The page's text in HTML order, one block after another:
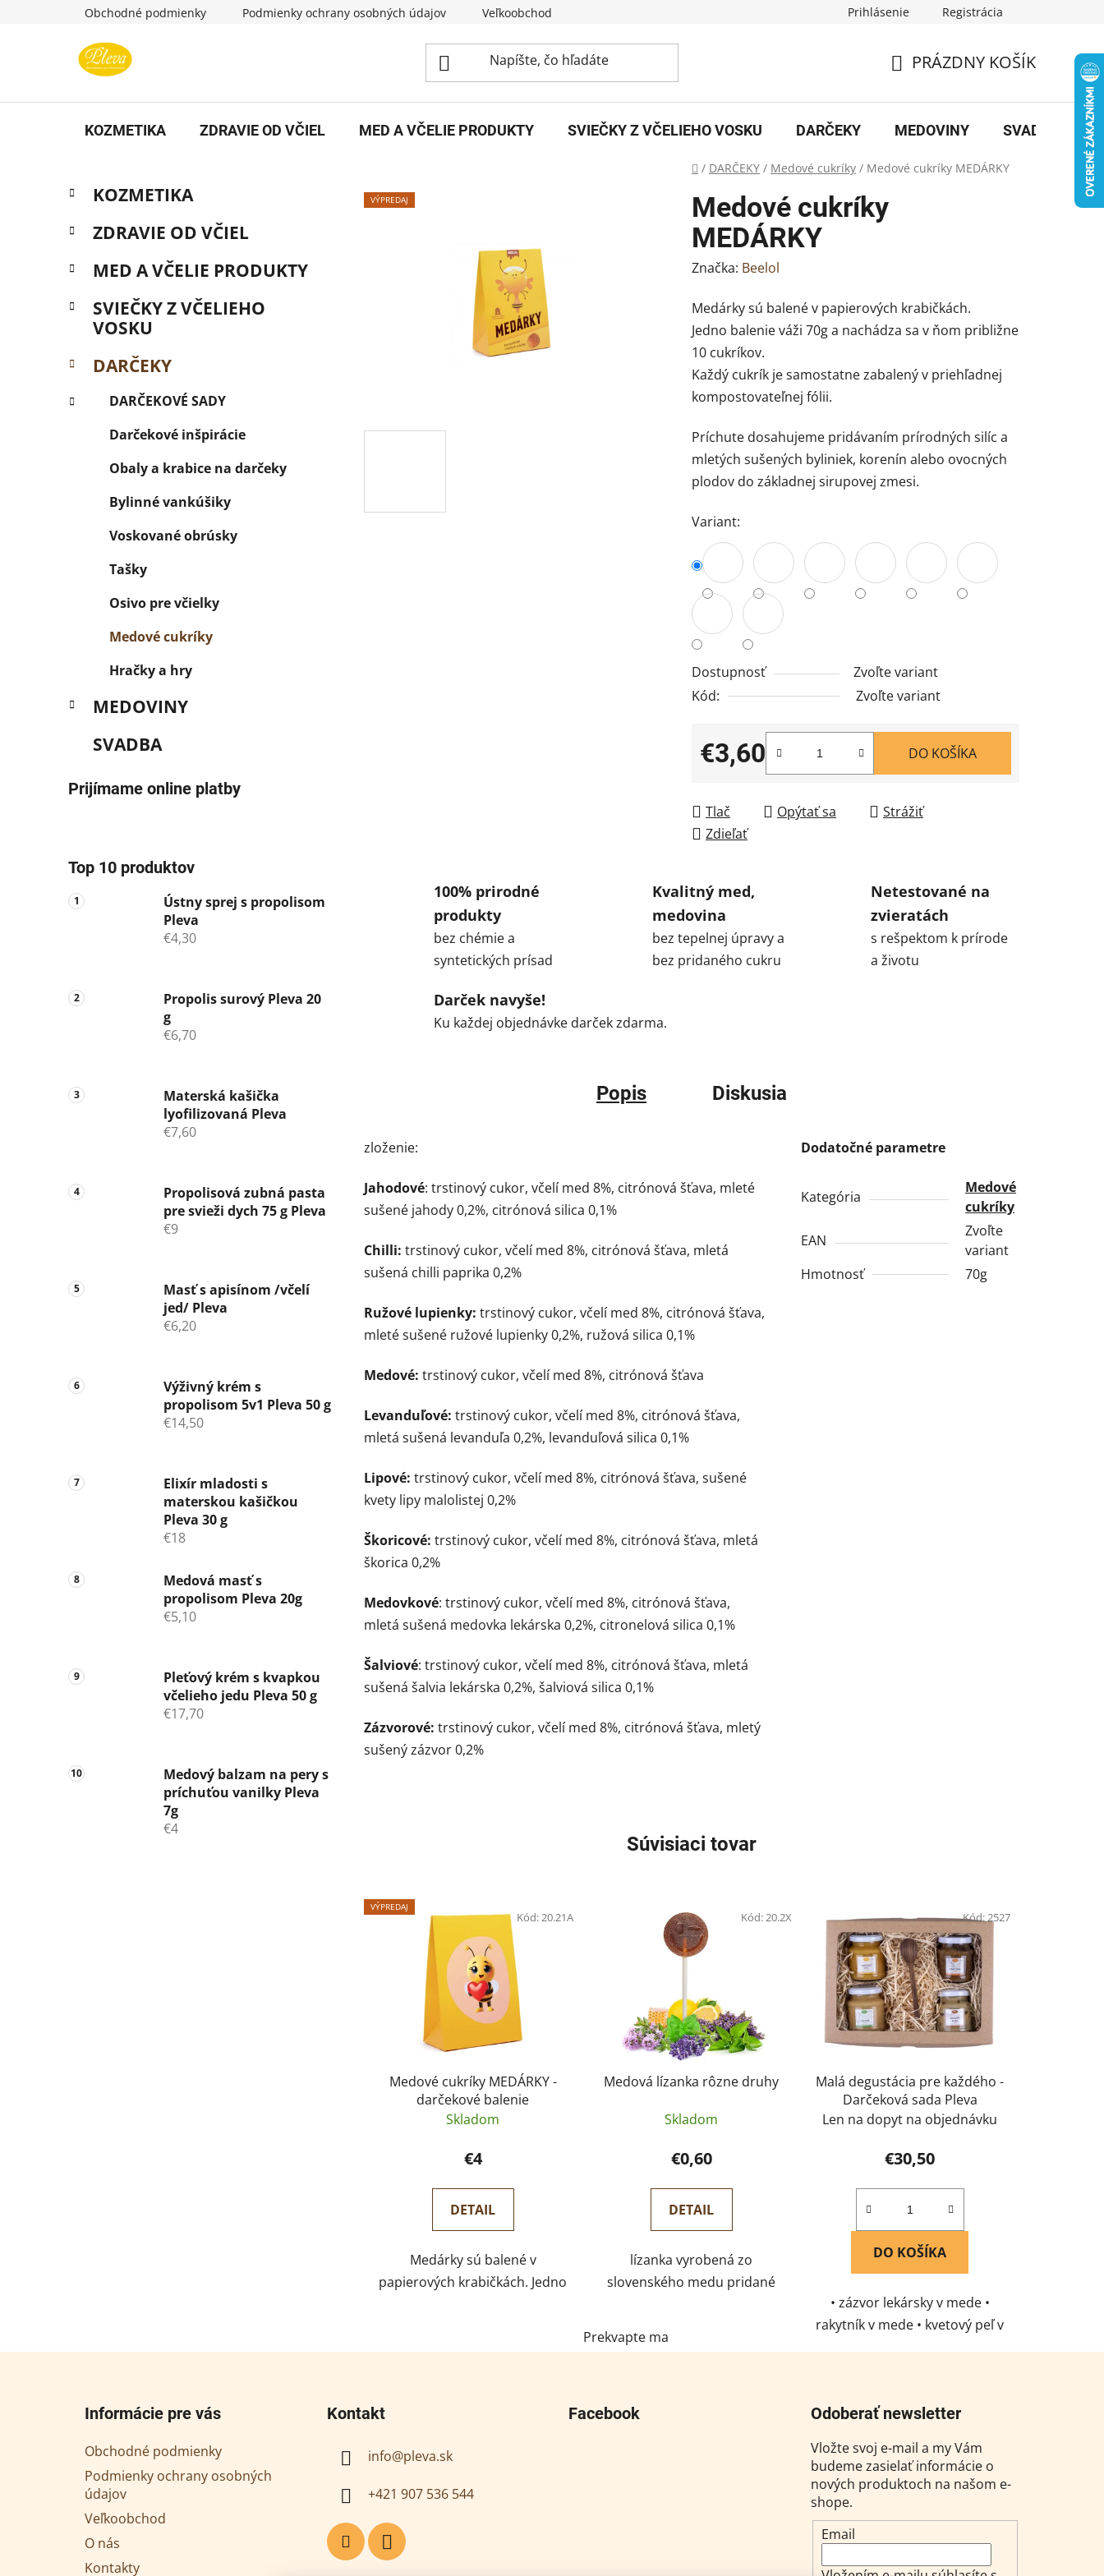
Obchodné podmienky Podmienky ochrany osobných údajov Veľkoobchod Prihlásenie Registrácia
KOŠÍK
PRÁZDNY KOŠÍK
KOZMETIKA ZDRAVIE OD VČIEL MED A VČELIE PRODUKTY SVIEČKY Z VČELIEHO VOSKU DARČEKY MEDOVINY SVADBA
Domov
/ DARČEKY / Medové cukríky / Medové cukríky MEDÁRKY
B
č
ý
a
e
kategórie
a
e
ó
i
KOZMETIKA
ZDRAVIE OD VČIEL
MED A VČELIE PRODUKTY
SVIEČKY Z VČELIEHO
VOSKU
DARČEKY
DARČEKOVÉ SADY
Darčekové inšpirácie
Obaly a krabice na darčeky
Bylinné vankúšiky
Voskované obrúsky
Tašky
Osivo pre včielky
Medové cukríky
Hračky a hry
MEDOVINY
SVADBA
Prijímame online platby
Top 10 produktov
Ústny sprej s propolisom
Pleva
€4,30
Propolis surový Pleva 20
g
€6,70
Materská kašička
lyofilizovaná Pleva
€7,60
Propolisová zubná pasta
pre svieži dych 75 g Pleva
€9
Masť s apisínom /včelí
jed/ Pleva
€6,20
Výživný krém s
propolisom 5v1 Pleva 50 g
€14,50
Elixír mladosti s
materskou kašičkou
Pleva 30 g
€18
Medová masť s
propolisom Pleva 20g
€5,10
Pleťový krém s kvapkou
včelieho jedu Pleva 50 g
€17,70
Medový balzam na pery s
príchuťou vanilky Pleva
7g
€4
Medové cukríky
MEDÁRKY
Značka: Beelol
Medárky sú balené v papierových krabičkách.
Jedno balenie váži 70g a nachádza sa v ňom približne
10 cukríkov.
Každý cukrík je samostatne zabalený v priehľadnej
kompostovateľnej fólii.
Príchute dosahujeme pridávaním prírodných silíc a
mletých sušených byliniek, korenín alebo ovocných
plodov do základnej sirupovej zmesi.
Variant:
Dostupnosť
Zvoľte variant
Kód:
Zvoľte variant
€3,60
Jednotková cena:
DO KOŠÍKA
Tlač Opýtať sa
Strážiť
Zdieľať
VÝPREDAJ
100% prirodné
produkty
bez chémie a
syntetických prísad
Kvalitný med,
medovina
bez tepelnej úpravy a
bez pridaného cukru
Netestované na
zvieratách
s rešpektom k prírode
a životu
Darček navyše!
Ku každej objednávke darček zdarma.
Popis Diskusia
zloženie:
Jahodové: trstinový cukor, včelí med 8%, citrónová šťava, mleté
sušené jahody 0,2%, citrónová silica 0,1%
Chilli: trstinový cukor, včelí med 8%, citrónová šťava, mletá
sušená chilli paprika 0,2%
Ružové lupienky: trstinový cukor, včelí med 8%, citrónová šťava,
mleté sušené ružové lupienky 0,2%, ružová silica 0,1%
Medové: trstinový cukor, včelí med 8%, citrónová šťava
Levanduľové: trstinový cukor, včelí med 8%, citrónová šťava,
mletá sušená levanduľa 0,2%, levanduľová silica 0,1%
Lipové: trstinový cukor, včelí med 8%, citrónová šťava, sušené
kvety lipy malolistej 0,2%
Škoricové: trstinový cukor, včelí med 8%, citrónová šťava, mletá
škorica 0,2%
Medovkové: trstinový cukor, včelí med 8%, citrónová šťava,
mletá sušená medovka lekárska 0,2%, citronelová silica 0,1%
Šalviové: trstinový cukor, včelí med 8%, citrónová šťava, mletá
sušená šalvia lekárska 0,2%, šalviová silica 0,1%
Zázvorové: trstinový cukor, včelí med 8%, citrónová šťava, mletý
sušený zázvor 0,2%
Dodatočné parametre
Kategória
Medové
cukríky
EAN
Zvoľte
variant
Hmotnosť
70g
Súvisiaci tovar
VÝPREDAJ
Medové cukríky MEDÁRKY -
darčekové balenie
Skladom
€4
DETAIL
Medárky sú balené v
papierových krabičkách. Jedno
Každý cukrík je samostatne
Kód:20.21A
Medová lízanka rôzne druhy
Skladom
€0,60
DETAIL
lízanka vyrobená zo
slovenského medu pridané
dávame náhodným výberom
Prekvapte ma
Kód:20.2X
Malá degustácia pre každého -
Darčeková sada Pleva
Len na dopyt na objednávku
€30,50
DO KOŠÍKA
• zázvor lekársky v mede •
rakytník v mede • kvetový peľ v
sady je drevená lyžička
Kód:2527
Informácie pre vás
Obchodné podmienky
Podmienky ochrany osobných
údajov
Veľkoobchod
O nás
Kontakty
Kontakt
info@pleva.sk
+421 907 536 544
Facebook Odoberať newsletter
Vložte svoj e-mail a my Vám
budeme zasielať informácie o
nových produktoch na našom e-
shope.
Email